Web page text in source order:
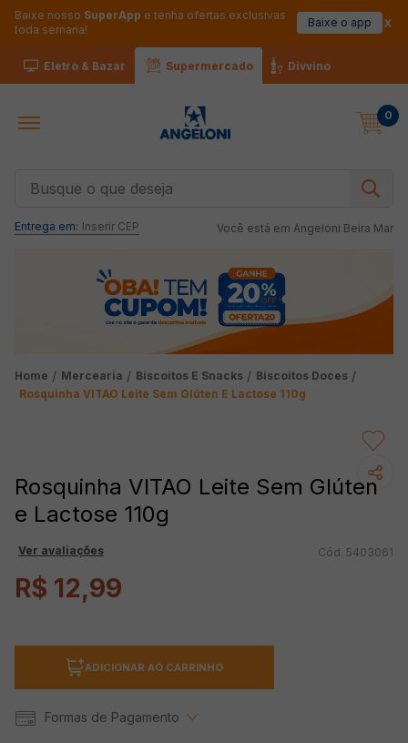
Baixe nosso SuperApp e tenha ofertas exclusivas
toda semana!
Baixe o app
Eletro & Bazar Supermercado Divvino
0
Você está em Angeloni Beira Mar
Entrega em: Inserir CEP
Mercearia Biscoitos E Snacks
Biscoitos Doces
Rosquinha VITAO Leite Sem Glúten E Lactose 110g
Rosquinha VITAO Leite Sem Glúten
e Lactose 110g
Ver avaliações 5403061
R$ 12,99
ADICIONAR AO CARRINHO
Formas de Pagamento